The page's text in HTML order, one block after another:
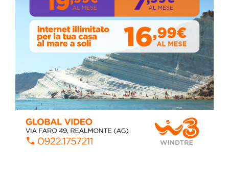
Il vento ferma i fuochi, ma la devozione non si
ferma: spettacolo pirotecnico rinviato a
domani durante la processione al “Passo”
Sabato, Maggio 02, 2026
📅 ESTATE MEDITERRANEA 2026 – COMUNE DI
SICULIANA
July 24, 2026
Siculiana, concerto del 1° Maggio 2026 in
Campagna
April 14, 2026